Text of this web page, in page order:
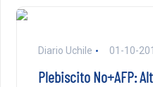
Diario Uchile 01-10-
Plebiscito No+AFP: